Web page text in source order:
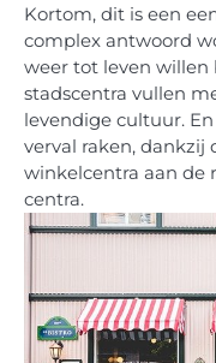
Kortom, dit is een
complex antwoord
weer tot leven willen
stadscentra vullen
levendige cultuur.
verval raken, dankzij
winkelcentra aan de
centra.